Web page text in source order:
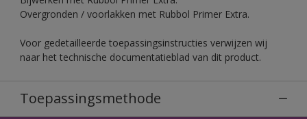
Overgronden / voorlakken met Rubbol Primer Extra.
Voor gedetailleerde toepassingsinstructies verwijzen wij
naar het technische documentatieblad van dit product.
Toepassingsmethode